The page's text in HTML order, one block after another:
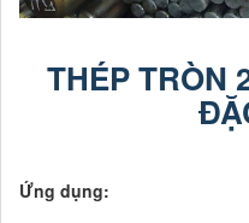
THÉP TRÒN
Ứng dụng: